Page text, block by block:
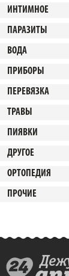
ИНТИМНОЕ
ПАРАЗИТЫ
ВОДА
ПРИБОРЫ
ПЕРЕВЯЗКА
ТРАВЫ
ПИЯВКИ
ДРУГОЕ
ОРТОПЕДИЯ
ПРОЧИЕ